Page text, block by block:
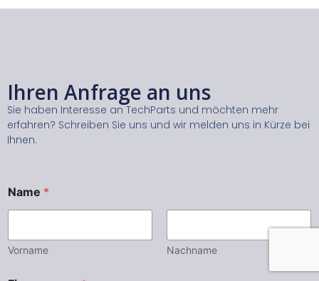
Ihren Anfrage an uns
Sie haben Interesse an TechParts und möchten mehr
erfahren? Schreiben Sie uns und wir melden uns in Kürze bei
Ihnen.
Name *
Vorname Nachname